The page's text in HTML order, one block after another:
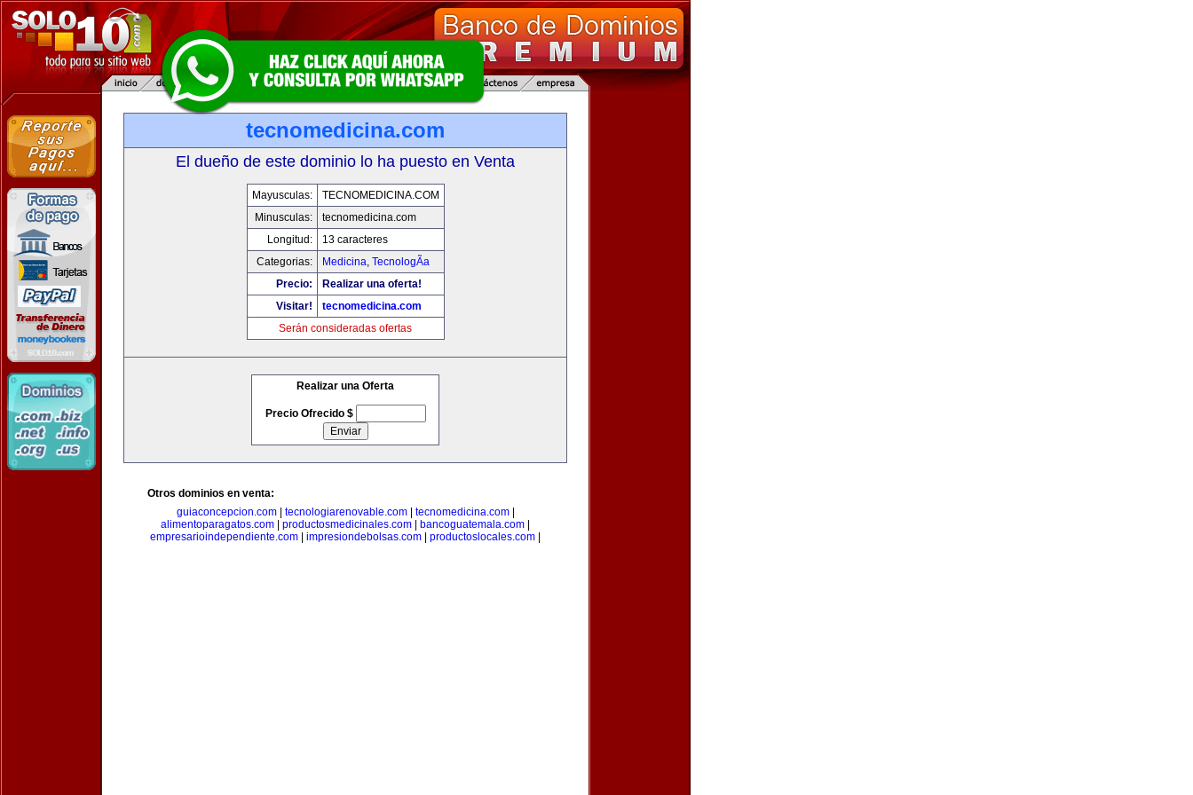
tecnomedicina.com
El dueño de este dominio lo ha puesto en Venta
Mayusculas:
TECNOMEDICINA.COM
Minusculas:
tecnomedicina.com
Longitud:
13 caracteres
Categorias:
Medicina, TecnologÃ­a
Precio:
Realizar una oferta!
Visitar!
tecnomedicina.com
Serán consideradas ofertas
Realizar una Oferta
Precio Ofrecido $
Otros dominios en venta:
guiaconcepcion.com| tecnologiarenovable.com| tecnomedicina.com|
alimentoparagatos.com
productosmedicinales.com bancoguatemala.com
empresarioindependiente.com
impresiondebolsas.com productoslocales.com